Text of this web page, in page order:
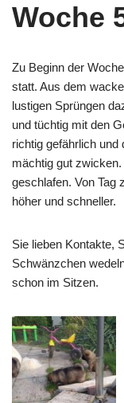
Woche
Zu Beginn der
statt. Aus dem
lustigen Sprüngen
und tüchtig mit den
richtig gefährlich
mächtig gut
geschlafen. Von Tag
höher und schneller.
Sie lieben Kontakte,
Schwänzchen
schon im Sitzen.